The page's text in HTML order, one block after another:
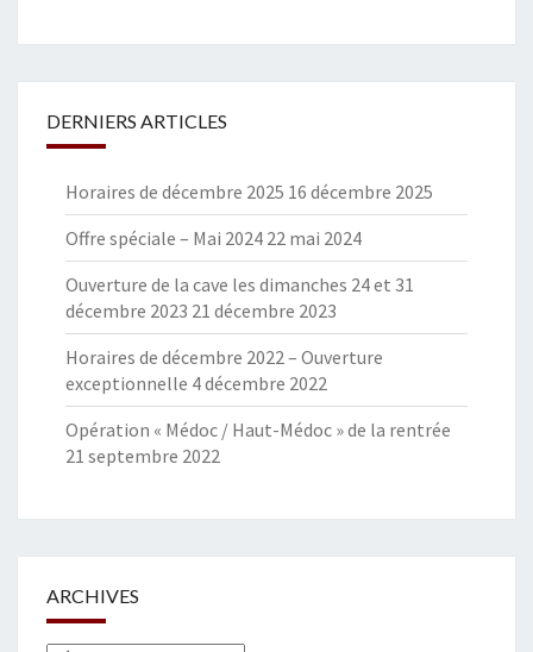
DERNIERS ARTICLES
Horaires de décembre 2025 16 décembre 2025
Offre spéciale – Mai 2024 22 mai 2024
Ouverture de la cave les dimanches 24 et 31
décembre 2023 21 décembre 2023
Horaires de décembre 2022 – Ouverture
exceptionnelle 4 décembre 2022
Opération « Médoc / Haut-Médoc » de la rentrée
21 septembre 2022
ARCHIVES